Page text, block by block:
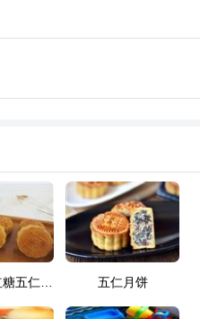
五仁月饼